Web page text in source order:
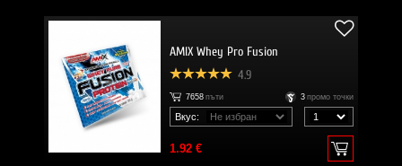
AMIX Whey Pro Fusion
4.9
7658 пъти 3 промо точки
Вкус:
1.92 €